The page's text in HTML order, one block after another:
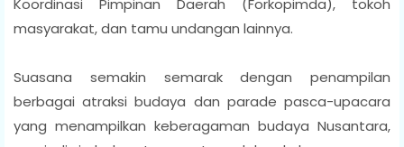
Koordinasi Pimpinan Daerah (Forkopimda), tokoh
masyarakat, dan tamu undangan lainnya.
Suasana semakin semarak dengan penampilan
berbagai atraksi budaya dan parade pasca-upacara
yang menampilkan keberagaman budaya Nusantara,